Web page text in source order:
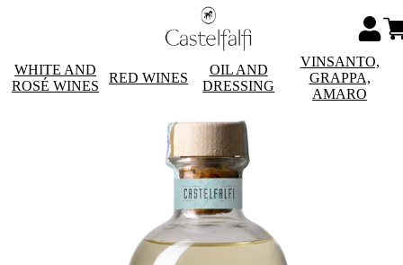
WHITE AND
ROSÉ WINES
RED WINES
OIL AND
DRESSING
VINSANTO,
GRAPPA,
AMARO